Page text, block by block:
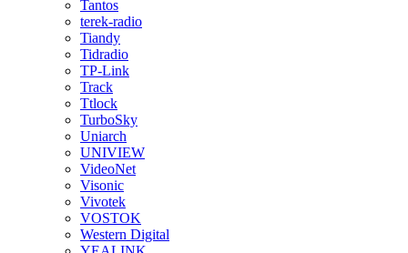
Tantos
terek-radio
Tiandy
Tidradio
TP-Link
Track
Ttlock
TurboSky
Uniarch
UNIVIEW
VideoNet
Visonic
Vivotek
VOSTOK
Western Digital